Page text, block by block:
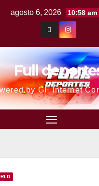
agosto 6, 2026 10:58 am
Full
by GF Internet